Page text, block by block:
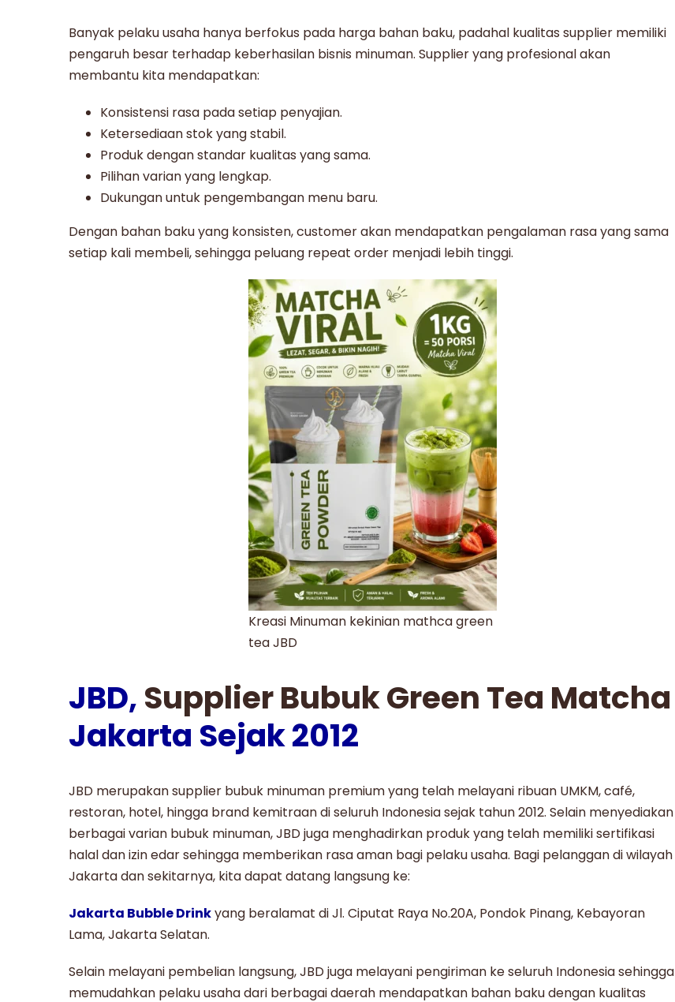
Banyak pelaku usaha hanya berfokus pada harga bahan baku, padahal kualitas supplier memiliki
pengaruh besar terhadap keberhasilan bisnis minuman. Supplier yang profesional akan
membantu kita mendapatkan:
Konsistensi rasa pada setiap penyajian.
Ketersediaan stok yang stabil.
Produk dengan standar kualitas yang sama.
Pilihan varian yang lengkap.
Dukungan untuk pengembangan menu baru.
Dengan bahan baku yang konsisten, customer akan mendapatkan pengalaman rasa yang sama
setiap kali membeli, sehingga peluang repeat order menjadi lebih tinggi.
Kreasi Minuman kekinian mathca green
tea JBD
JBD, Supplier Bubuk Green Tea Matcha
Jakarta Sejak 2012
JBD merupakan supplier bubuk minuman premium yang telah melayani ribuan UMKM, café,
restoran, hotel, hingga brand kemitraan di seluruh Indonesia sejak tahun 2012. Selain menyediakan
berbagai varian bubuk minuman, JBD juga menghadirkan produk yang telah memiliki sertifikasi
halal dan izin edar sehingga memberikan rasa aman bagi pelaku usaha. Bagi pelanggan di wilayah
Jakarta dan sekitarnya, kita dapat datang langsung ke:
Jakarta Bubble Drinkyang beralamat di Jl. Ciputat Raya No.20A, Pondok Pinang, Kebayoran
Lama, Jakarta Selatan.
Selain melayani pembelian langsung, JBD juga melayani pengiriman ke seluruh Indonesia sehingga
memudahkan pelaku usaha dari berbagai daerah mendapatkan bahan baku dengan kualitas